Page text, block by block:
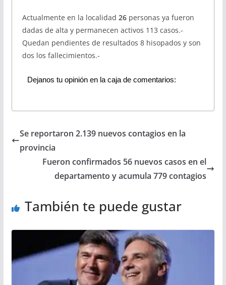
Actualmente en la localidad 26 personas ya fueron
dadas de alta y permanecen activos 113 casos.-
Quedan pendientes de resultados 8 hisopados y son
dos los fallecimientos.-
Dejanos tu opinión en la caja de comentarios:
Se reportaron 2.139 nuevos contagios en la
provincia
Fueron confirmados 56 nuevos casos en el
departamento y acumula 779 contagios
También te puede gustar